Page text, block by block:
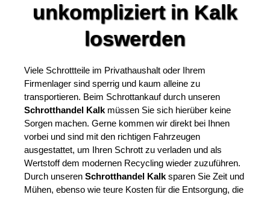
unkompliziert in Kalk
loswerden
Viele Schrottteile im Privathaushalt oder Ihrem
Firmenlager sind sperrig und kaum alleine zu
transportieren. Beim Schrottankauf durch unseren
Schrotthandel Kalk müssen Sie sich hierüber keine
Sorgen machen. Gerne kommen wir direkt bei Ihnen
vorbei und sind mit den richtigen Fahrzeugen
ausgestattet, um Ihren Schrott zu verladen und als
Wertstoff dem modernen Recycling wieder zuzuführen.
Durch unseren Schrotthandel Kalk sparen Sie Zeit und
Mühen, ebenso wie teure Kosten für die Entsorgung, die